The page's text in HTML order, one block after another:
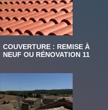
COUVERTURE : REMISE À
NEUF OU RÉNOVATION 11